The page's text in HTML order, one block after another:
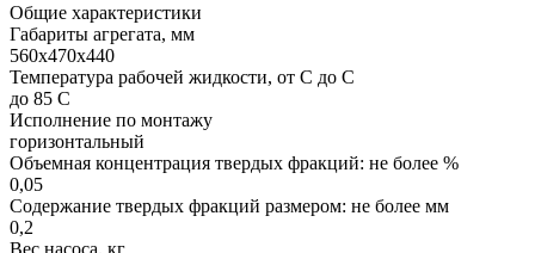
Общие характеристики
Габариты агрегата, мм
560х470х440
Температура рабочей жидкости, от С до С
до 85 С
Исполнение по монтажу
горизонтальный
Объемная концентрация твердых фракций: не более %
0,05
Содержание твердых фракций размером: не более мм
0,2
Вес насоса, кг